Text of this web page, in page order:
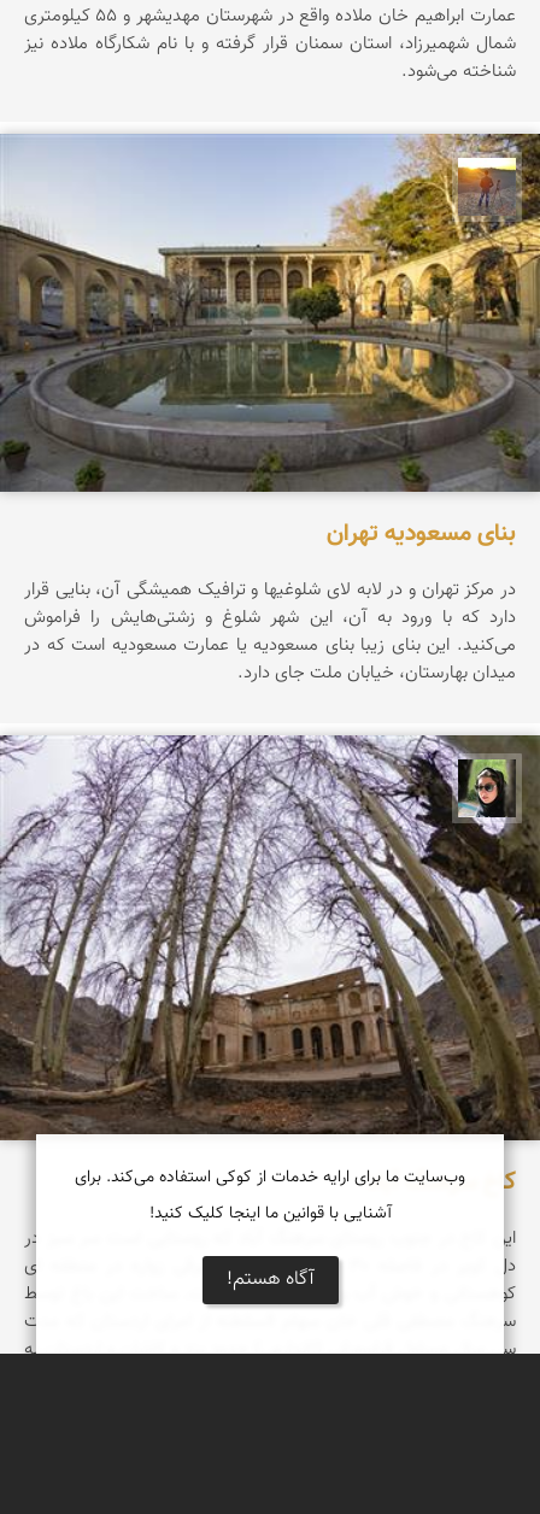
عمارت ابراهیم خان ملاده واقع در شهرستان مهدیشهر و ۵۵ کیلومتری
شمال شهمیرزاد، استان سمنان قرار گرفته و با نام شکارگاه ملاده نیز
شناخته می‌شود.
مهدی مخلصیان
بنای مسعودیه تهران
در مرکز تهران و در لابه لای شلوغیها و ترافیک همیشگی آن، بنایی قرار
دارد که با ورود به آن، این شهر شلوغ و زشتی‌هایش را فراموش
می‌کنید. این بنای زیبا بنای مسعودیه یا عمارت مسعودیه است که در
میدان بهارستان، خیابان ملت جای دارد.
سپیده اصلان
کاخ سرهنگ آباد
این کاخ در جنوب روستای سرهنگ آباد که روستایی است سر سبز در
دل کویر در فاصله ۳۰ کیلومتری جنوب شرقی زواره در منطقه ای
کوهستانی و خوش آب و هوا قرار گرفته است. ساخت این باغ توسط
سرهنگ مصطفی قلی خان سهام السلطنه از امرای اردستان که مدت
سی سال مسئول قراسورانی (ژاندارمی) حدود یزد و کاشان و اردستان به
وب‌سایت ما برای ارایه خدمات از کوکی استفاده می‌کند. برای
آشنایی با قوانین ما اینجا کلیک کنید!
آگاه هستم!